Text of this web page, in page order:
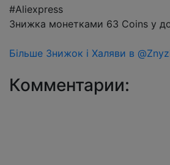
#Aliexpress
Знижка монетками 63 Coins у
Більше Знижок і Халяви в
Комментарии: